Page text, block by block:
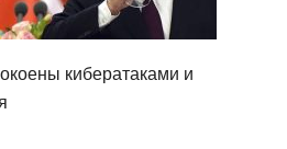
кибератаками и